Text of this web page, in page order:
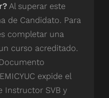
Al superar este
de Candidato. Para
completar una
curso acreditado.
expide el
Instructor SVB y